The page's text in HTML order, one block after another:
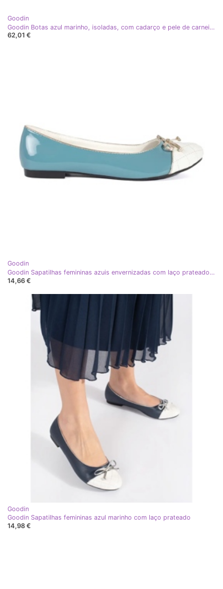
Goodin
Goodin Botas azul marinho, isoladas, com cadarço e pele de carneiro
62,01 €
Goodin
Goodin Sapatilhas femininas azuis envernizadas com laço prateado azul
14,66 €
Goodin
Goodin Sapatilhas femininas azul marinho com laço prateado
14,98 €